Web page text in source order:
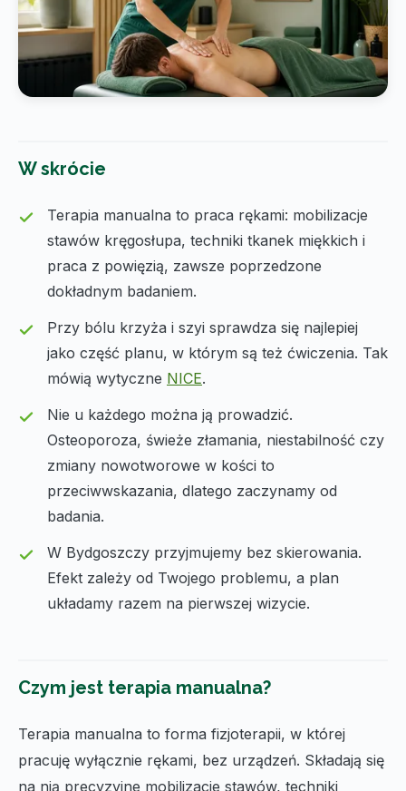
W skrócie
Terapia manualna to praca rękami: mobilizacje
stawów kręgosłupa, techniki tkanek miękkich i
praca z powięzią, zawsze poprzedzone
dokładnym badaniem.
Przy bólu krzyża i szyi sprawdza się najlepiej
jako część planu, w którym są też ćwiczenia. Tak
mówią wytyczne NICE.
Nie u każdego można ją prowadzić.
Osteoporoza, świeże złamania, niestabilność czy
zmiany nowotworowe w kości to
przeciwwskazania, dlatego zaczynamy od
badania.
W Bydgoszczy przyjmujemy bez skierowania.
Efekt zależy od Twojego problemu, a plan
układamy razem na pierwszej wizycie.
Czym jest terapia manualna?
Terapia manualna to forma fizjoterapii, w której
pracuję wyłącznie rękami, bez urządzeń. Składają się
na nią precyzyjne mobilizacje stawów, techniki